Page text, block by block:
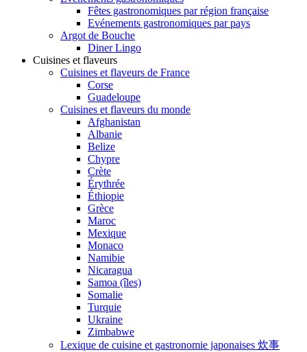
Fêtes gastronomiques par région française
Evénements gastronomiques par pays
Argot de Bouche
Diner Lingo
Cuisines et flaveurs
Cuisines et flaveurs de France
Corse
Guadeloupe
Cuisines et flaveurs du monde
Afghanistan
Albanie
Belize
Chypre
Crète
Érythrée
Éthiopie
Grèce
Maroc
Mexique
Monaco
Namibie
Nicaragua
Samoa (îles)
Somalie
Turquie
Ukraine
Zimbabwe
Lexique de cuisine et gastronomie japonaises 炊事